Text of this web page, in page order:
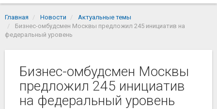
Главная Новости
Актуальные темы
Бизнес-омбудсмен Москвы предложил 245 инициатив на
федеральный уровень
Бизнес-омбудсмен Москвы
предложил 245 инициатив
на федеральный уровень